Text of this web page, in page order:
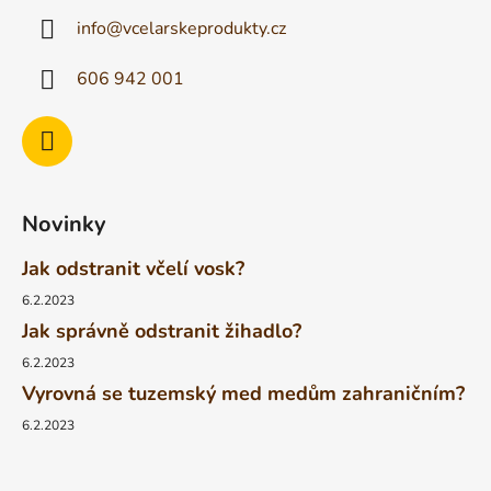
info@vcelarskeprodukty.cz
606 942 001
Novinky
Jak odstranit včelí vosk?
6.2.2023
Jak správně odstranit žihadlo?
6.2.2023
Vyrovná se tuzemský med medům zahraničním?
6.2.2023